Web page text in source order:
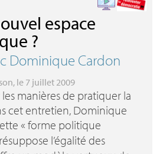
espace
?
Dominique Cardon
, le 7 juillet 2009
manières de pratiquer la
cet entretien, Dominique
« forme politique
l’égalité des